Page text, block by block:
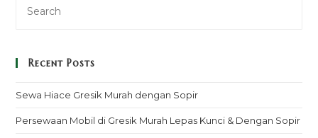
Recent Posts
Sewa Hiace Gresik Murah dengan Sopir
Persewaan Mobil di Gresik Murah Lepas Kunci & Dengan Sopir